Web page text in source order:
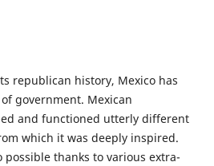
republican history, Mexico has
government. Mexican
and functioned utterly different
which it was deeply inspired.
possible thanks to various extra-